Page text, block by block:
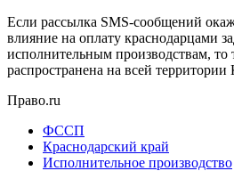
Если рассылка SMS-сообщений
влияние на оплату краснодарцами
исполнительным производствам, то
распространена на всей территории
Право.ru
ФССП
Краснодарский край
Исполнительное производство